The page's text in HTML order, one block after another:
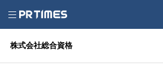
株式会社総合資格